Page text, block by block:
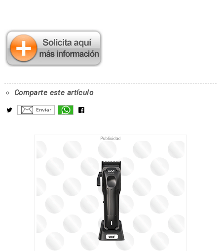
Comparte este artículo